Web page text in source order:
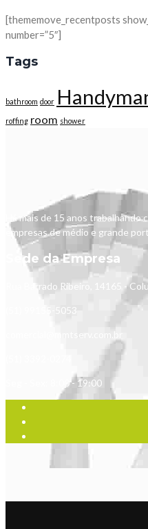
[thememove_recentposts
number=”5″]
Tags
bathroom door
roffing room shower
Há mais de 15 anos
empresas de médio e grande
Sede da Empresa
Rua Barrado Ribeiro, 14165 -
(51) 99155-5053
comercial@mmtserv.com.br
Seg - Sex: 8:00 - 19:00